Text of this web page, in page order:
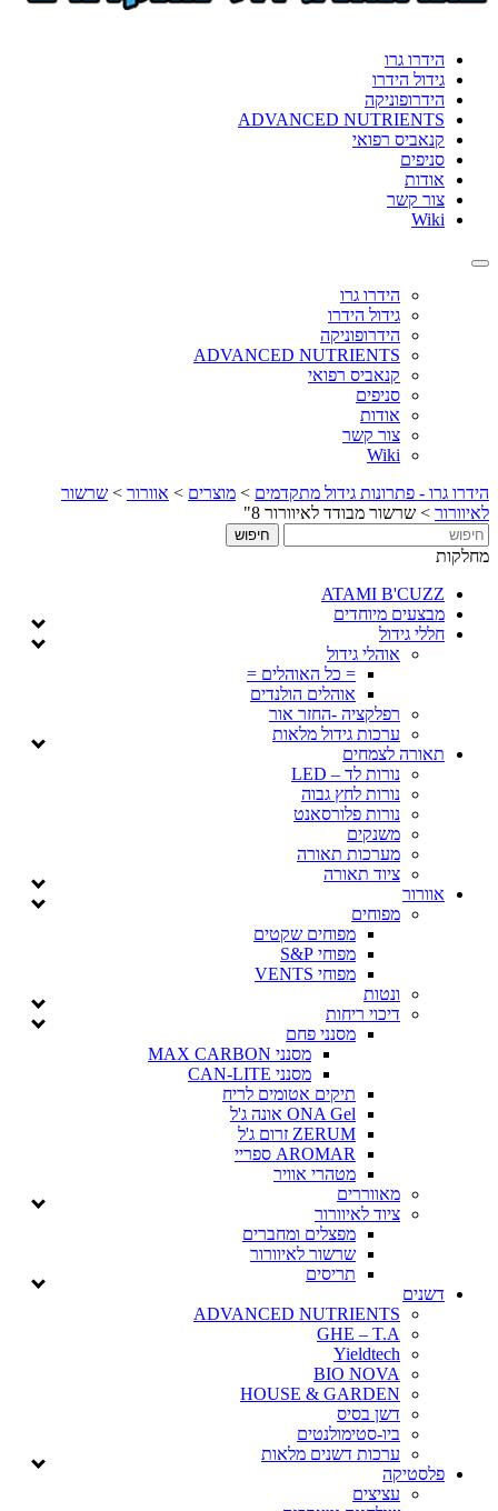
הידרו גרו
גידול הידרו
הידרופוניקה
ADVANCED NUTRIENTS
קנאביס רפואי
סניפים
אודות
צור קשר
Wiki
Toggle
הידרו גרו
גידול הידרו
הידרופוניקה
ADVANCED NUTRIENTS
קנאביס רפואי
סניפים
אודות
צור קשר
Wiki
הידרו גרו - פתרונות גידול מתקדמים > מוצרים > אוורור > שרשור
לאיוורור > שרשור מבודד לאיוורור 8"
מחלקות
ATAMI B'CUZZ
מבצעים מיוחדים
חללי גידול
אוהלי גידול
= כל האוהלים =
אוהלים הולנדים
רפלקציה -החזר אור
ערכות גידול מלאות
תאורה לצמחים
נורות לד – LED
נורות לחץ גבוה
נורות פלורסאנט
משנקים
מערכות תאורה
ציוד תאורה
אוורור
מפוחים
מפוחים שקטים
מפוחי S&P
מפוחי VENTS
ונטות
דיכוי ריחות
מסנני פחם
מסנני MAX CARBON
מסנני CAN-LITE
תיקים אטומים לריח
ONA Gel אונה ג'ל
ZERUM זרום ג'ל
AROMAR ספריי
מטהרי אוויר
מאווררים
ציוד לאיוורור
מפצלים ומחברים
שרשור לאיוורור
תריסים
דשנים
ADVANCED NUTRIENTS
GHE – T.A
Yieldtech
BIO NOVA
HOUSE & GARDEN
דשן בסיס
ביו-סטימולנטים
ערכות דשנים מלאות
פלסטיקה
עציצים
format_underlined הוסף קו תחתון לקישורים
את
כל